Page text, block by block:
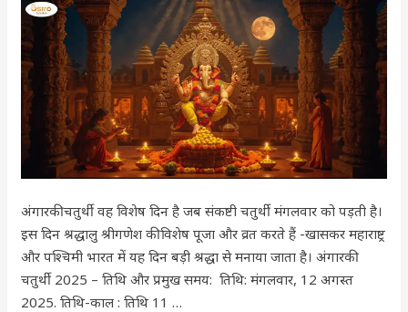
अंगारकी चतुर्थी वह विशेष दिन है जब संकष्टी चतुर्थी मंगलवार को पड़ती है।
इस दिन श्रद्धालु श्रीगणेश की विशेष पूजा और व्रत करते हैं -खासकर महाराष्ट्र
और पश्चिमी भारत में यह दिन बड़ी श्रद्धा से मनाया जाता है। अंगारकी
चतुर्थी 2025 – तिथि और प्रमुख समय: तिथि: मंगलवार, 12 अगस्त
2025. तिथि-काल : तिथि 11 …
व्रत
का
महत्व,
पूजा-
विधि
और
शुभ